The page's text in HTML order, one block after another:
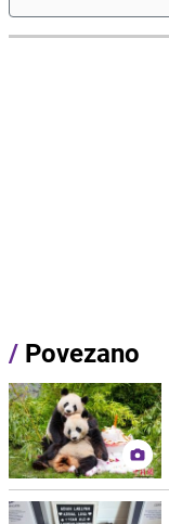
/ Povezano